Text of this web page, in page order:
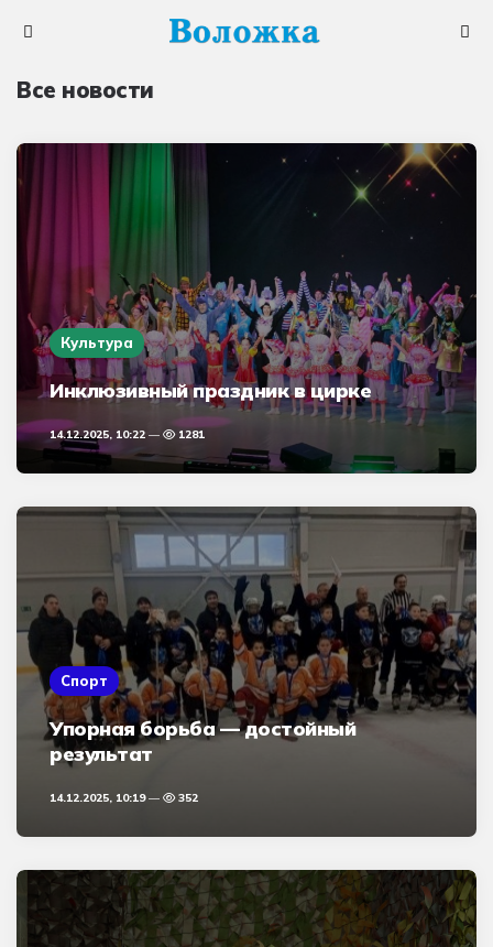
Все новости
Культура
Инклюзивный праздник в цирке
14.12.2025, 10:22 1281
Спорт
Упорная борьба — достойный
результат
14.12.2025, 10:19 352